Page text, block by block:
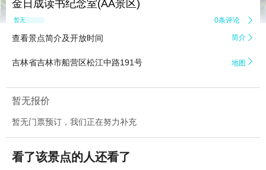
金日成读书纪念室(AA景区)
暂无点评 0条评论 
查看景点简介及开放时间 简介 
吉林省吉林市船营区松江中路191号 地图 
暂无报价
暂无门票预订，我们正在努力补充
看了该景点的人还看了